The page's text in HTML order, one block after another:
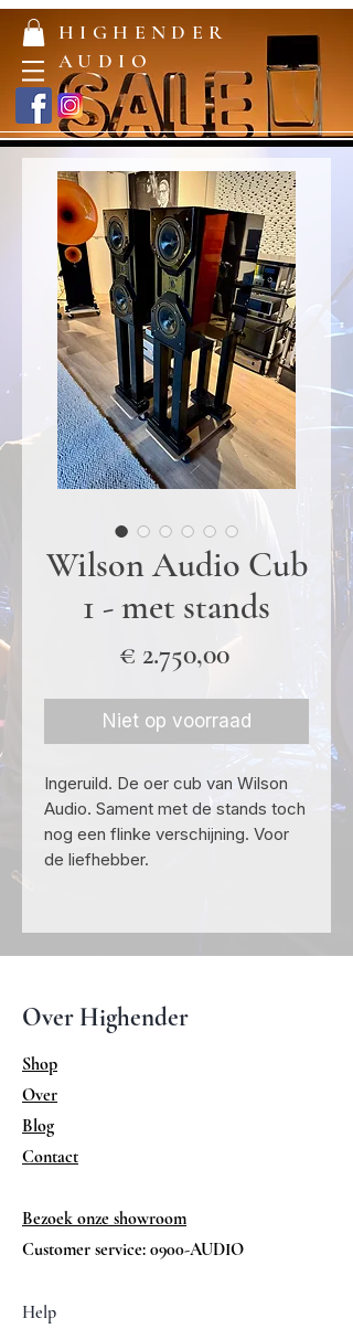
HIGHENDER
AUDIO
Wilson Audio Cub
1 - met stands
€ 2.750,00Prijs
Niet op voorraad
Ingeruild. De oer cub van Wilson
Audio. Sament met de stands toch
nog een flinke verschijning. Voor
de liefhebber.
Over Highender
Shop
Over
Blog
Contact
Bezoek onze showroom
Customer service: 0900-AUDIO
Help